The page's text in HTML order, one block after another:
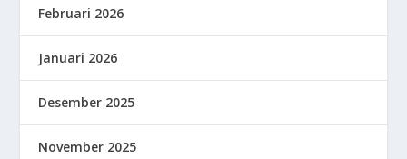
Februari 2026
Januari 2026
Desember 2025
November 2025